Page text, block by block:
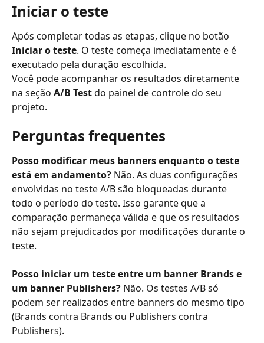
Iniciar o teste
Após completar todas as etapas, clique no botão
Iniciar o teste. O teste começa imediatamente e é
executado pela duração escolhida.
Você pode acompanhar os resultados diretamente
na seção A/B Test do painel de controle do seu
projeto.
Perguntas frequentes
Posso modificar meus banners enquanto o teste
está em andamento? Não. As duas configurações
envolvidas no teste A/B são bloqueadas durante
todo o período do teste. Isso garante que a
comparação permaneça válida e que os resultados
não sejam prejudicados por modificações durante o
teste.
Posso iniciar um teste entre um banner Brands e
um banner Publishers? Não. Os testes A/B só
podem ser realizados entre banners do mesmo tipo
(Brands contra Brands ou Publishers contra
Publishers).